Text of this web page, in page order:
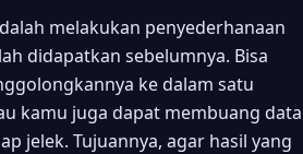
melakukan penyederhanaan
didapatkan sebelumnya. Bisa
ke dalam satu
kamu juga dapat membuang data
jelek. Tujuannya, agar hasil yang